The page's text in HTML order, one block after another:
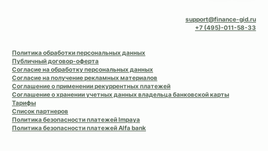
support@finance-gid.ru
+7 (495)-011-58-33
Политика обработки персональных данных
Публичный договор-оферта
Согласие на обработку персональных данных
Согласие на получение рекламных материалов
Соглашение о применении рекуррентных платежей
Соглашение о хранении учетных данных владельца банковской карты
Тарифы
Список партнеров
Политика безопасности платежей Impaya
Политика безопасности платежей Alfa bank